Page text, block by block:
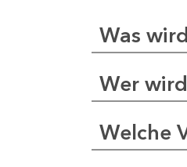
Was
Wer
Welche